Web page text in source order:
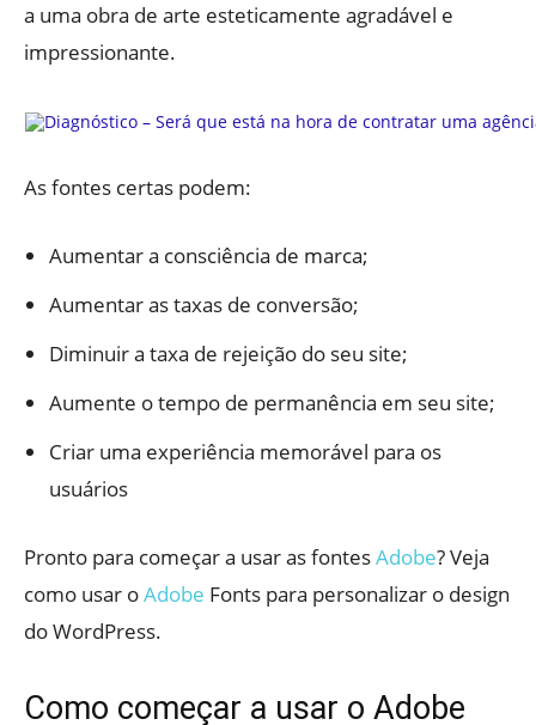
a uma obra de arte esteticamente agradável e
impressionante.
As fontes certas podem:
Aumentar a consciência de marca;
Aumentar as taxas de conversão;
Diminuir a taxa de rejeição do seu site;
Aumente o tempo de permanência em seu site;
Criar uma experiência memorável para os
usuários
Pronto para começar a usar as fontesAdobe? Veja
como usar oAdobe Fonts para personalizar o design
do WordPress.
Como começar a usar o Adobe